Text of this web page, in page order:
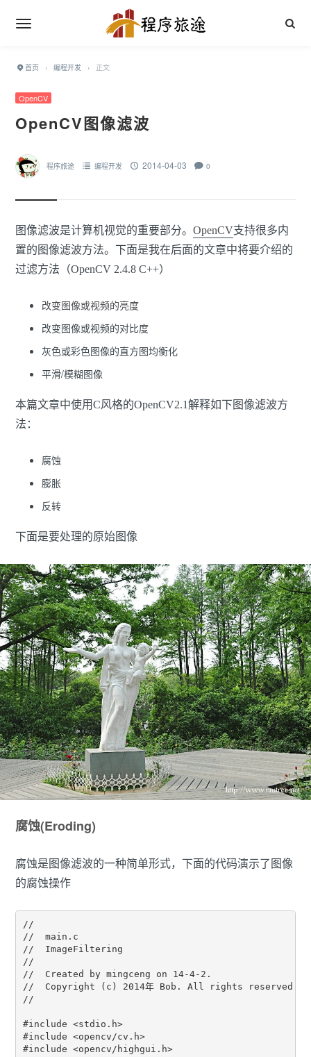
首页 › 编程开发 › 正文
OpenCV
OpenCV图像滤波
程序旅途 编程开发 2014-04-03 0
图像滤波是计算机视觉的重要部分。 OpenCV支持很多内
置的图像滤波方法。下面是我在后面的文章中将要介绍的
过滤方法（OpenCV 2.4.8 C++）
改变图像或视频的亮度
改变图像或视频的对比度
灰色或彩色图像的直方图均衡化
平滑/模糊图像
本篇文章中使用C风格的OpenCV2.1解释如下图像滤波方
法：
腐蚀
膨胀
反转
下面是要处理的原始图像
腐蚀(Eroding)
腐蚀是图像滤波的一种简单形式，下面的代码演示了图像
的腐蚀操作
//
//  main.c
//  ImageFiltering
//
//  Created by mingceng on 14-4-2.
//  Copyright (c) 2014年 Bob. All rights reserved.
//
#include <stdio.h>
#include <opencv/cv.h>
#include <opencv/highgui.h>